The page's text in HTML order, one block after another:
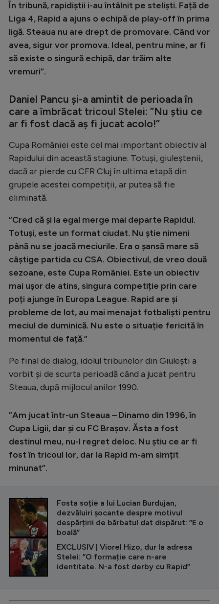
În tribună, rapidiștii i-au întâlnit pe steliști. Față de
Liga 4, Rapid a ajuns o echipă de play-off în prima
ligă. Steaua nu are drept de promovare. Când vor
avea, sigur vor promova. Ideal, pentru mine, ar fi
să existe o singură echipă, dar trăim alte
vremuri”.
Daniel Pancu și-a amintit de perioada în
care a îmbrăcat tricoul Stelei: ”Nu știu ce
ar fi fost dacă aș fi jucat acolo!”
Cupa României este cel mai important obiectiv al
Rapidului din această stagiune. Totuși, giuleștenii,
dacă ar pierde cu CFR Cluj în ultima etapă din
grupele acestei competiții, ar putea să fie
eliminată.
”Cred că și la egal merge mai departe Rapidul.
Totuși, este un format ciudat. Nu știe nimeni
până nu se joacă meciurile. Era o șansă mare să
câștige partida cu CSA. Obiectivul, de vreo două
sezoane, este Cupa României. Este un obiectiv
mai ușor de atins, singura competiție prin care
poți ajunge în Europa League. Rapid are și
probleme de lot, au mai menajat fotbaliști pentru
meciul de duminică. Nu este o situație fericită în
momentul de față.”
Pe final de dialog, idolul tribunelor din Giulești a
vorbit și de scurta perioadă când a jucat pentru
Steaua, după mijlocul anilor 1990.
”Am jucat într-un Steaua – Dinamo din 1996, în
Cupa Ligii, dar și cu FC Brașov. Ăsta a fost
destinul meu, nu-l regret deloc. Nu știu ce ar fi
fost în tricoul lor, dar la Rapid m-am simțit
minunat”.
CITEȘTE ȘI
Fosta soție a lui Lucian Burdujan,
dezvăluiri șocante despre motivul
despărțirii de bărbatul dat dispărut: ”E o
boală”
EXCLUSIV | Viorel Hizo, dur la adresa
Stelei: ”O formație care n-are
identitate. N-a fost derby cu Rapid”